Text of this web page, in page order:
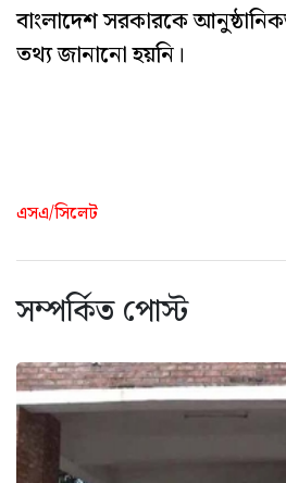
বাংলাদেশ সরকারকে
তথ্য জানানো হয়নি।
এসএ/সিলেট
সম্পর্কিত পোস্ট